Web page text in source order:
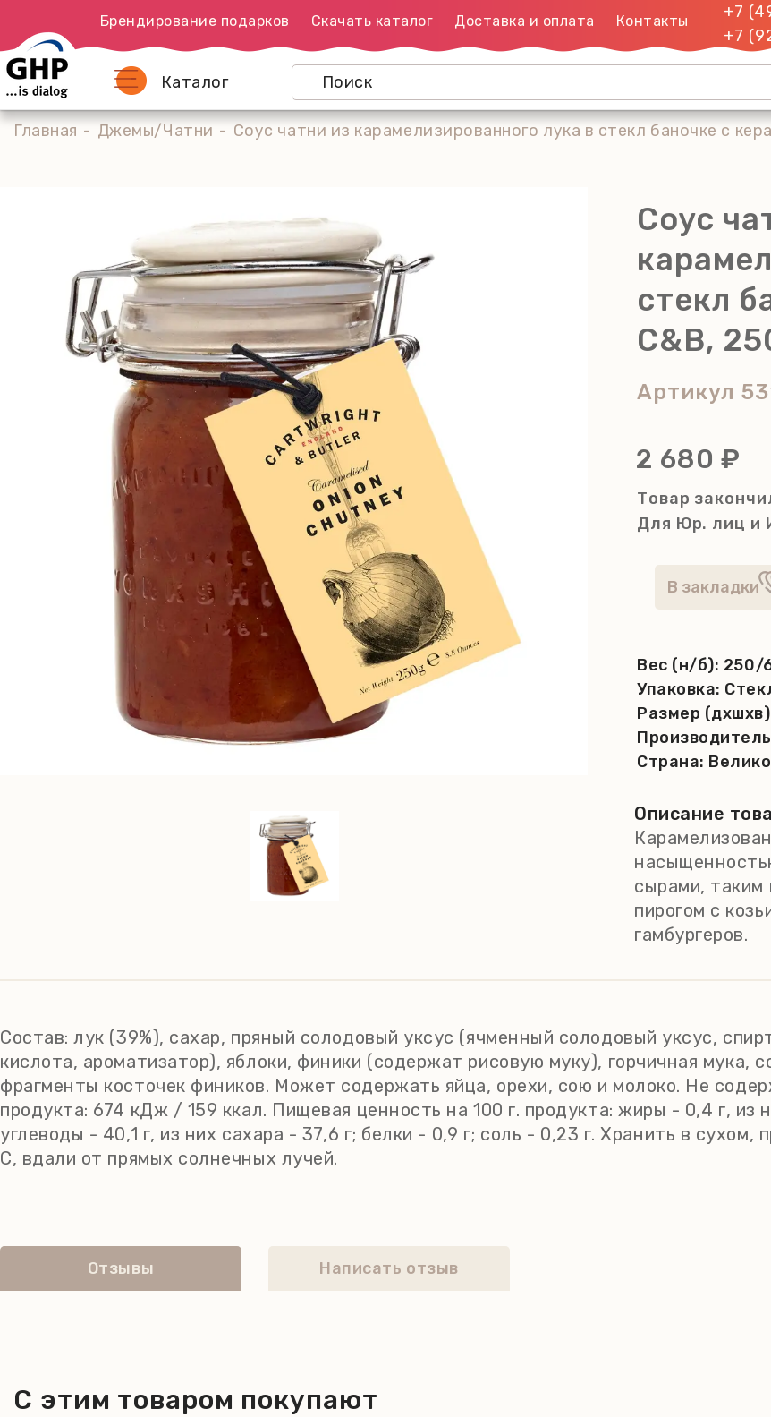
Брендирование подарков Скачать каталог Доставка и оплата Контакты
+7
+7
Каталог
Главная Джемы/Чатни Соус чатни из карамелизированного лука в стекл баночке с
Соус
стекл
C&B,
Артикул
2 680 ₽
Товар
Для Юр. лиц и
Вес (н/б): 250/
Упаковка:
Размер
Страна:
Описание
сырами, таким
пирогом с
гамбургеров.
Состав:лук (39%), сахар, пряный солодовый уксус (ячменный солодовый уксус,
кислота, ароматизатор), яблоки, финики (содержат рисовую муку), горчичная мука,
фрагменты косточек фиников. Может содержать яйца, орехи, сою и молоко. Не
продукта: 674 кДж / 159 ккал. Пищевая ценность на 100 г. продукта: жиры - 0,4 г,
углеводы - 40,1 г, из них сахара - 37,6 г; белки - 0,9 г; соль - 0,23 г. Хранить в сухом,
C, вдали от прямых солнечных лучей.
Отзывы Написать отзыв
С этим товаром покупают